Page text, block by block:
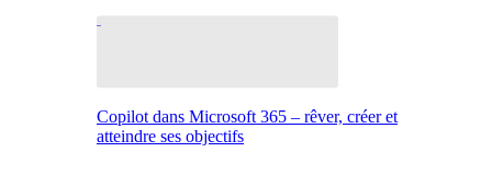
Copilot dans Microsoft 365 – rêver, créer et
atteindre ses objectifs